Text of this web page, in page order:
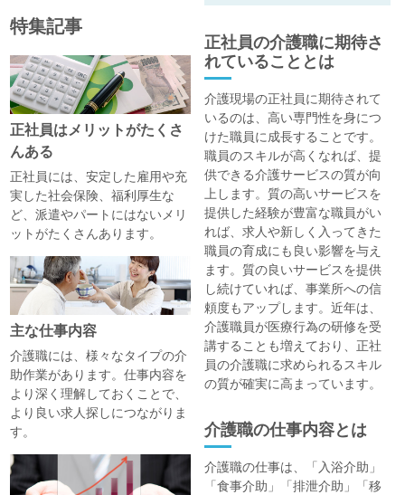
正社員の介護職に期待さ
れていることとは
介護現場の正社員に期待されて
いるのは、高い専門性を身につ
けた職員に成長することです。
職員のスキルが高くなれば、提
供できる介護サービスの質が向
上します。質の高いサービスを
提供した経験が豊富な職員がい
れば、求人や新しく入ってきた
職員の育成にも良い影響を与え
ます。質の良いサービスを提供
し続けていれば、事業所への信
頼度もアップします。近年は、
介護職員が医療行為の研修を受
講することも増えており、正社
員の介護職に求められるスキル
の質が確実に高まっています。
介護職の仕事内容とは
介護職の仕事は、「入浴介助」
「食事介助」「排泄介助」「移
特集記事
正社員はメリットがたくさ
んある
正社員には、安定した雇用や充
実した社会保険、福利厚生な
ど、派遣やパートにはないメリ
ットがたくさんあります。
主な仕事内容
介護職には、様々なタイプの介
助作業があります。仕事内容を
より深く理解しておくことで、
より良い求人探しにつながりま
す。